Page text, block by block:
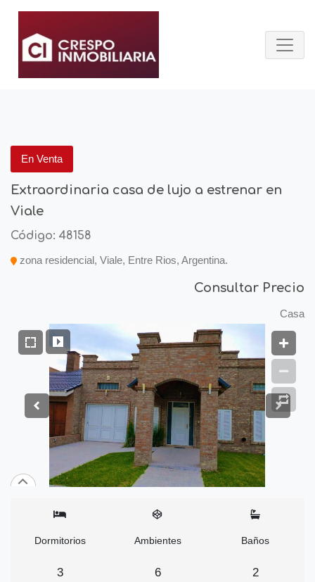
En Venta
Extraordinaria casa de lujo a estrenar en
Viale
Código: 48158
zona residencial, Viale, Entre Rios, Argentina.
Consultar Precio
Casa
Dormitorios
3
Ambientes
6
Baños
2